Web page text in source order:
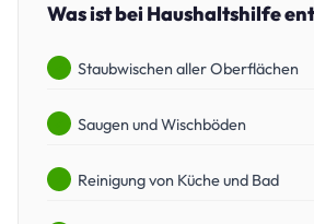
Was ist bei Haushaltshilfe
Staubwischen aller Oberflächen
Saugen und Wischböden
Reinigung von Küche und Bad